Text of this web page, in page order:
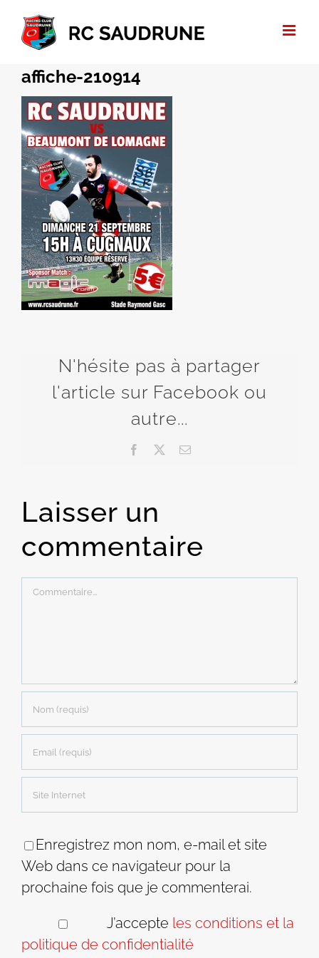
Passer
contenu
affiche-210914
N'hésite pas à partager
l'article sur Facebook ou
autre...
Facebook Email
Laisser un
commentaire
Commentaire
Enregistrez mon nom, e-mail et site
Web dans ce navigateur pour la
prochaine fois que je commenterai.
J’accepte les conditions et la
politique de confidentialité